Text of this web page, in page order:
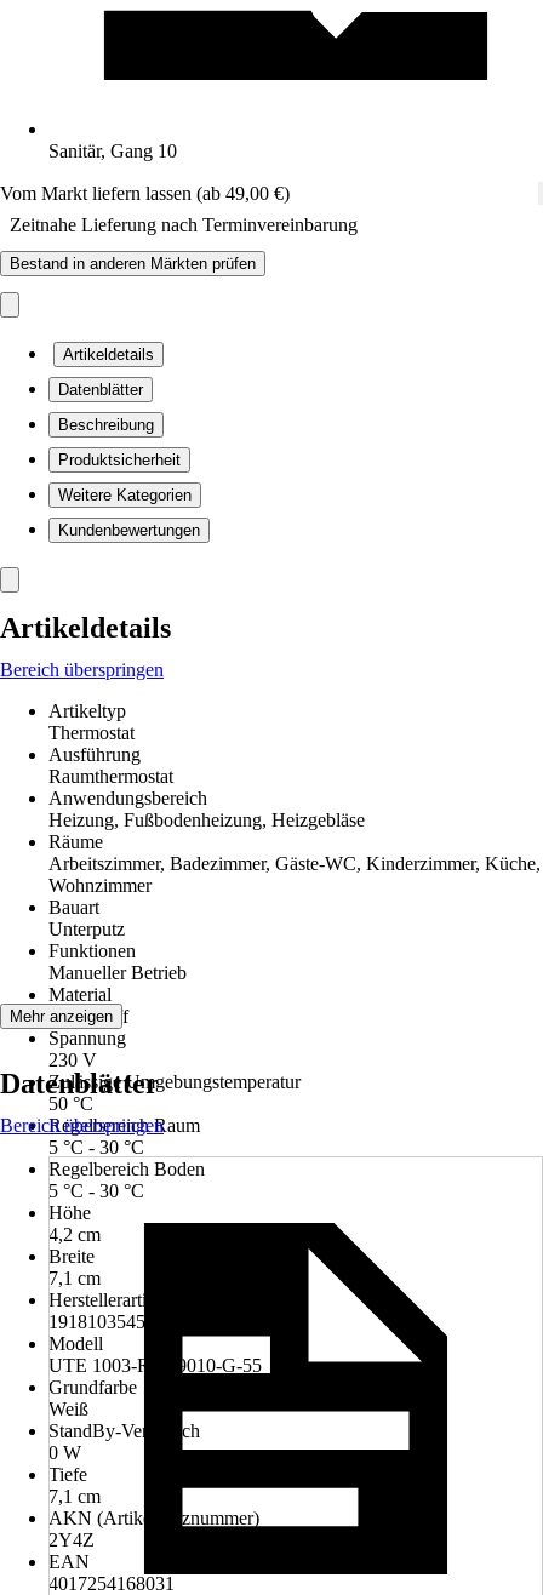
Sanitär, Gang 10
Vom Markt liefern lassen (ab 49,00 €)
Zeitnahe Lieferung nach Terminvereinbarung
Bestand in anderen Märkten prüfen
Artikeldetails
Datenblätter
Beschreibung
Produktsicherheit
Weitere Kategorien
Kundenbewertungen
Artikeldetails
Bereich überspringen
Artikeltyp
Thermostat
Ausführung
Raumthermostat
Anwendungsbereich
Heizung, Fußbodenheizung, Heizgebläse
Räume
Arbeitszimmer, Badezimmer, Gäste-WC, Kinderzimmer, Küche,
Wohnzimmer
Bauart
Unterputz
Funktionen
Manueller Betrieb
Material
Kunststoff
Spannung
230 V
Zulässige Umgebungstemperatur
50 °C
Regelbereich Raum
5 °C - 30 °C
Regelbereich Boden
5 °C - 30 °C
Höhe
4,2 cm
Breite
7,1 cm
Herstellerartikelnummer
191810354502
Modell
UTE 1003-RAL9010-G-55
Grundfarbe
Weiß
StandBy-Verbrauch
0 W
Tiefe
7,1 cm
AKN (Artikelkurznummer)
2Y4Z
EAN
4017254168031
Mehr anzeigen
Datenblätter
Bereich überspringen